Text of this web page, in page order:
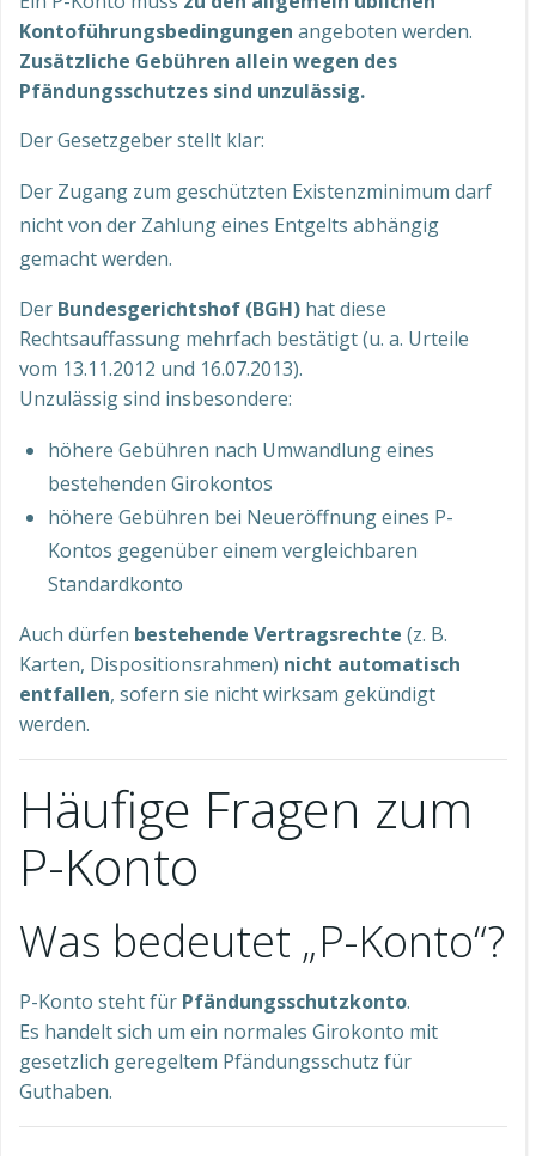
Kontoführungsbedingungen angeboten werden.
Zusätzliche Gebühren allein wegen des
Pfändungsschutzes sind unzulässig.
Der Gesetzgeber stellt klar:
Der Zugang zum geschützten Existenzminimum darf
nicht von der Zahlung eines Entgelts abhängig
gemacht werden.
Der Bundesgerichtshof (BGH) hat diese
Rechtsauffassung mehrfach bestätigt (u. a. Urteile
vom 13.11.2012 und 16.07.2013).
Unzulässig sind insbesondere:
höhere Gebühren nach Umwandlung eines
bestehenden Girokontos
höhere Gebühren bei Neueröffnung eines P-
Kontos gegenüber einem vergleichbaren
Standardkonto
Auch dürfen bestehende Vertragsrechte (z. B.
Karten, Dispositionsrahmen) nicht automatisch
entfallen, sofern sie nicht wirksam gekündigt
werden.
Häufige Fragen zum
P-Konto
Was bedeutet „P-Konto“?
P-Konto steht für Pfändungsschutzkonto.
Es handelt sich um ein normales Girokonto mit
gesetzlich geregeltem Pfändungsschutz für
Guthaben.